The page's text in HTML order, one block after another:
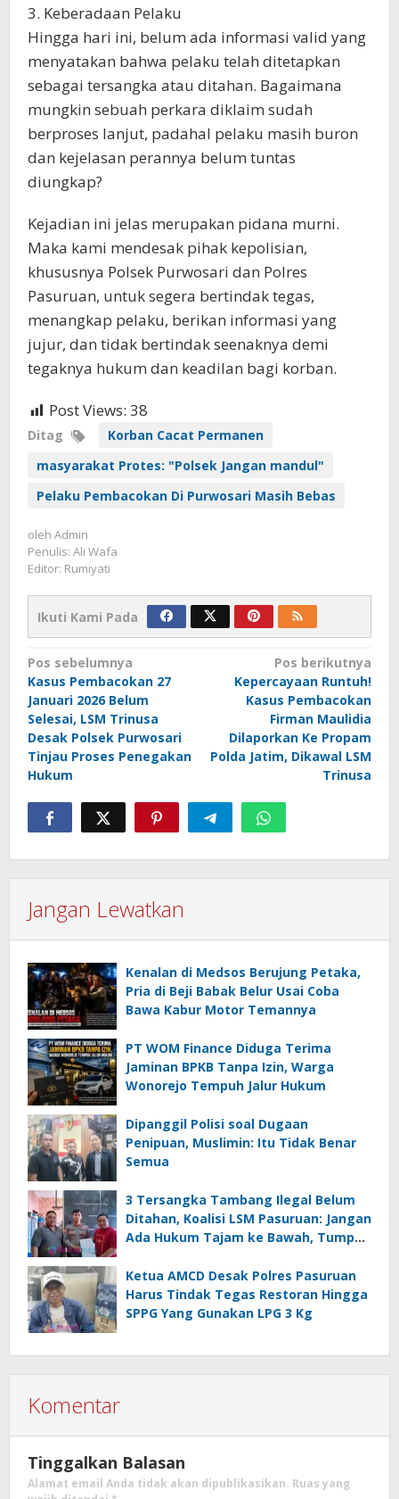
3. Keberadaan Pelaku
Hingga hari ini, belum ada informasi valid yang
menyatakan bahwa pelaku telah ditetapkan
sebagai tersangka atau ditahan. Bagaimana
mungkin sebuah perkara diklaim sudah
berproses lanjut, padahal pelaku masih buron
dan kejelasan perannya belum tuntas
diungkap?
Kejadian ini jelas merupakan pidana murni.
Maka kami mendesak pihak kepolisian,
khususnya Polsek Purwosari dan Polres
Pasuruan, untuk segera bertindak tegas,
menangkap pelaku, berikan informasi yang
jujur, dan tidak bertindak seenaknya demi
tegaknya hukum dan keadilan bagi korban.
Post Views: 38
Ditag
Korban Cacat Permanen
masyarakat Protes: "Polsek Jangan mandul"
Pelaku Pembacokan Di Purwosari Masih Bebas
oleh Admin
Penulis: Ali Wafa
Editor: Rumiyati
Ikuti Kami Pada
Navigasi
pos
Pos sebelumnya
Kasus Pembacokan 27
Januari 2026 Belum
Selesai, LSM Trinusa
Desak Polsek Purwosari
Tinjau Proses Penegakan
Hukum
Pos berikutnya
Kepercayaan Runtuh!
Kasus Pembacokan
Firman Maulidia
Dilaporkan Ke Propam
Polda Jatim, Dikawal LSM
Trinusa
Jangan Lewatkan
Kenalan di Medsos Berujung Petaka,
Pria di Beji Babak Belur Usai Coba
Bawa Kabur Motor Temannya
PT WOM Finance Diduga Terima
Jaminan BPKB Tanpa Izin, Warga
Wonorejo Tempuh Jalur Hukum
Dipanggil Polisi soal Dugaan
Penipuan, Muslimin: Itu Tidak Benar
Semua
3 Tersangka Tambang Ilegal Belum
Ditahan, Koalisi LSM Pasuruan: Jangan
Ada Hukum Tajam ke Bawah, Tumpul
Ketua AMCD Desak Polres Pasuruan
Harus Tindak Tegas Restoran Hingga
SPPG Yang Gunakan LPG 3 Kg
Komentar
Tinggalkan Balasan
Alamat email Anda tidak akan dipublikasikan. Ruas yang